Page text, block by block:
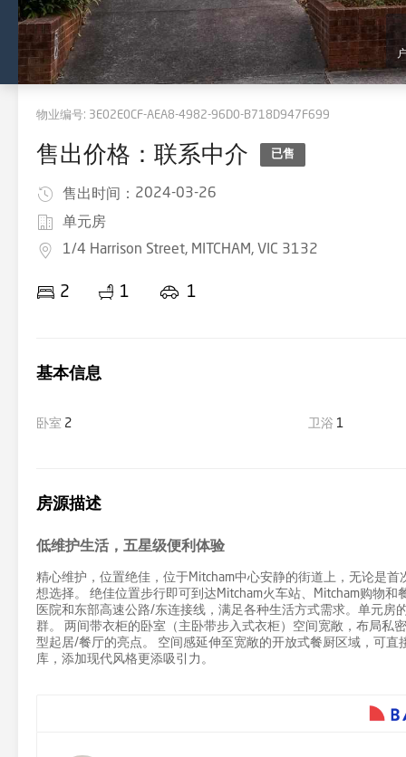
物业编号: 3E02E0CF-AEA8-4982-96D0-B718D947F699
售出价格：联系中介 已售
售出时间： 2024-03-26
单元房
1/4 Harrison Street, MITCHAM, VIC 3132
2 1 1
基本信息
卧室 2 卫浴 1
房源描述
低维护生活，五星级便利体验
精心维护，位置绝佳，位于Mitcham中心安静的街道上，无论是
想选择。 绝佳位置步行即可到达Mitcham火车站、Mitcham购物
医院和东部高速公路/东连接线，满足各种生活方式需求。单元
群。 两间带衣柜的卧室（主卧带步入式衣柜）空间宽敞，布局私
型起居/餐厅的亮点。 空间感延伸至宽敞的开放式餐厨区域，可
库，添加现代风格更添吸引力。